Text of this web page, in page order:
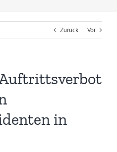
Zurück Vor
in